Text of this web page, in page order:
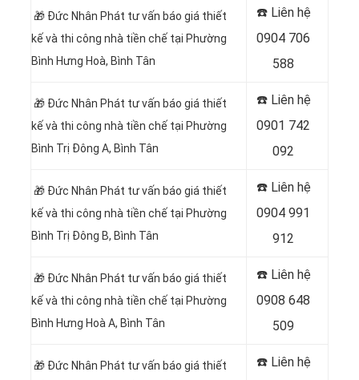
🎁 Đức Nhân Phát tư vấn báo giá thiết
kế và thi công nhà tiền chế tại Phường
Bình Hưng Hoà, Bình Tân
☎️ Liên hệ
0904 706
588
🎁 Đức Nhân Phát tư vấn báo giá thiết
kế và thi công nhà tiền chế tại Phường
Bình Trị Đông A, Bình Tân
☎️ Liên hệ
0901 742
092
🎁 Đức Nhân Phát tư vấn báo giá thiết
kế và thi công nhà tiền chế tại Phường
Bình Trị Đông B, Bình Tân
☎️ Liên hệ
0904 991
912
🎁 Đức Nhân Phát tư vấn báo giá thiết
kế và thi công nhà tiền chế tại Phường
Bình Hưng Hoà A, Bình Tân
☎️ Liên hệ
0908 648
509
🎁 Đức Nhân Phát tư vấn báo giá thiết
☎️ Liên hệ